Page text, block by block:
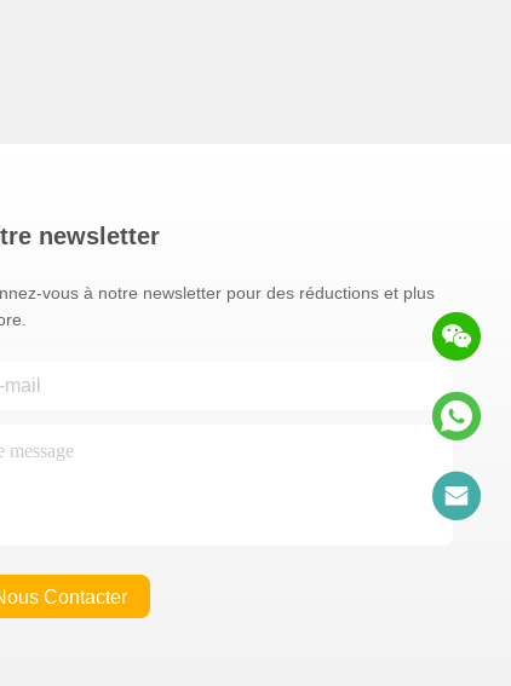
newsletter
vous à notre newsletter pour des réductions et plus
Contacter